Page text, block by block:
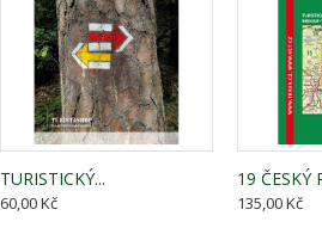
TURISTICKÝ...
60,00 Kč
19 ČESKÝ
135,00 Kč